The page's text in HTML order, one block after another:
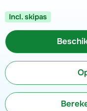
Incl. skipas